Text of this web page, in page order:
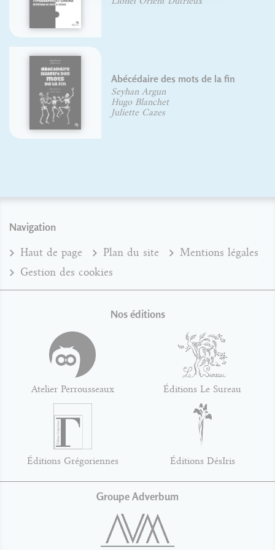
Abécédaire des mots de la fin
Seyhan Argun
Hugo Blanchet
Juliette Cazes
Navigation
Haut de page Plan du site
Mentions légales
Gestion des cookies
Nos éditions
Atelier Perrousseaux Éditions Le Sureau
Éditions Grégoriennes Éditions DésIris
Groupe Adverbum